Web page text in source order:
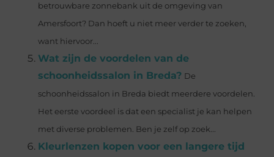
betrouwbare zonnebank uit de omgeving van
Amersfoort? Dan hoeft u niet meer verder te zoeken,
want hiervoor...
Wat zijn de voordelen van de
schoonheidssalon in Breda? De
schoonheidssalon in Breda biedt meerdere voordelen.
Het eerste voordeel is dat een specialist je kan helpen
met diverse problemen. Ben je zelf op zoek...
Kleurlenzen kopen voor een langere tijd